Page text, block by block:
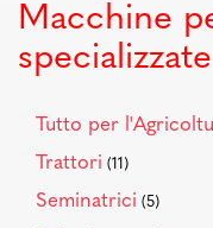
Macchine
specializzate
Tutto per
Trattori (11)
Seminatrici (5)